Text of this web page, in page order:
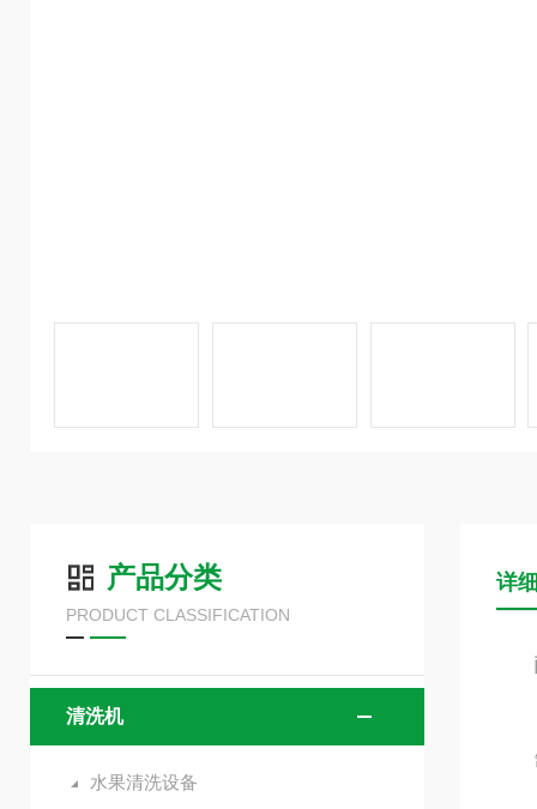
产品分类
PRODUCT CLASSIFICATION
清洗机
水果清洗设备
详
制